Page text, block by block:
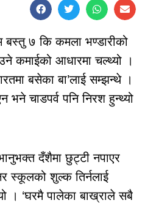
बस्तु ७ कि कमला भण्डारीको
कमाईको आधारमा चल्थ्यो ।
बसेका बा’लाई सम्झन्थे ।
भने चाडपर्व पनि निरश हुन्थ्यो
दँशैमा छुट्टी नपाएर
स्कूलको शुल्क तिर्नलाई
। ‘घरमै पालेका बाख्राले सबै